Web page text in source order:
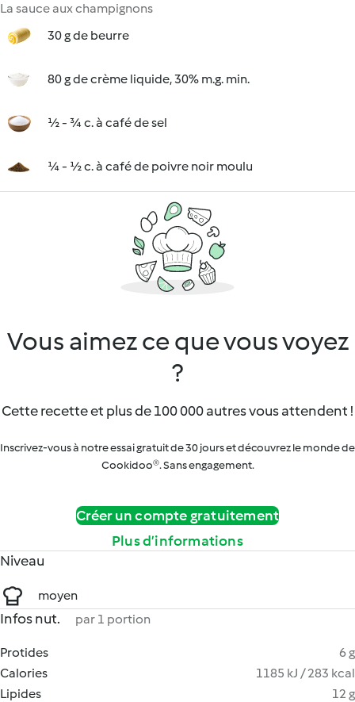
La sauce aux champignons
30 g de beurre
80 g de crème liquide, 30% m.g. min.
½ - ¾ c. à café de sel
¼ - ½ c. à café de poivre noir moulu
Vous aimez ce que vous voyez
?
Cette recette et plus de 100 000 autres vous attendent !
Inscrivez-vous à notre essai gratuit de 30 jours et découvrez le monde de
Cookidoo®. Sans engagement.
Créer un compte gratuitement
Plus d’informations
Niveau
moyen
Infos nut. par 1 portion
Protides
6 g
Calories
1185 kJ / 283 kcal
Lipides
12 g